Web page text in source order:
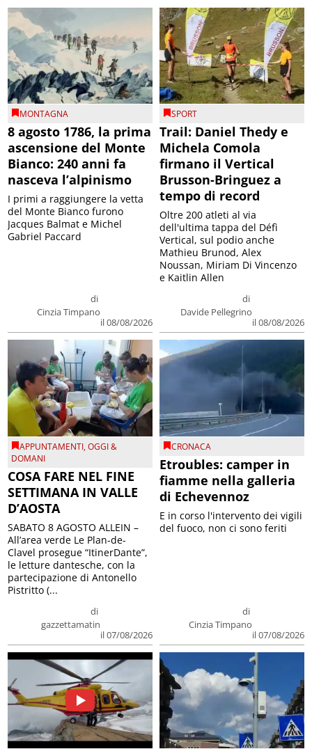
MONTAGNA
8 agosto 1786, la prima
ascensione del Monte
Bianco: 240 anni fa
nasceva l’alpinismo
di
Cinzia Timpano
il 08/08/2026
I primi a raggiungere la vetta
del Monte Bianco furono
Jacques Balmat e Michel
Gabriel Paccard
SPORT
Trail: Daniel Thedy e
Michela Comola
firmano il Vertical
Brusson-Bringuez a
tempo di record
di
Davide Pellegrino
il 08/08/2026
Oltre 200 atleti al via
dell'ultima tappa del Défì
Vertical, sul podio anche
Mathieu Brunod, Alex
Noussan, Miriam Di Vincenzo
e Kaitlin Allen
APPUNTAMENTI,OGGI &
DOMANI
COSA FARE NEL FINE
SETTIMANA IN VALLE
D’AOSTA
di
gazzettamatin
il 07/08/2026
SABATO 8 AGOSTO ALLEIN –
All’area verde Le Plan-de-
Clavel prosegue “ItinerDante”,
le letture dantesche, con la
partecipazione di Antonello
Pistritto (...
CRONACA
Etroubles: camper in
fiamme nella galleria
di Echevennoz
di
Cinzia Timpano
il 07/08/2026
E in corso l'intervento dei vigili
del fuoco, non ci sono feriti